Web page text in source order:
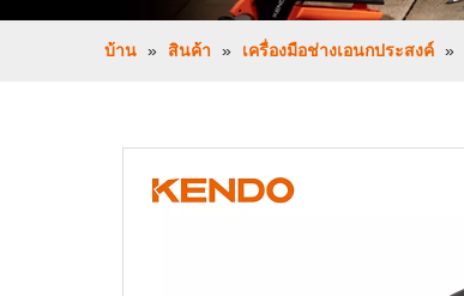
บ้าน » สินค้า » เครื่องมือช่างเอนกประสงค์ »